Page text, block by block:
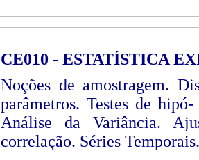
CE010 - ESTATÍSTICA
Noções de amostragem.
parâmetros. Testes de
Análise da Variância.
correlação. Séries